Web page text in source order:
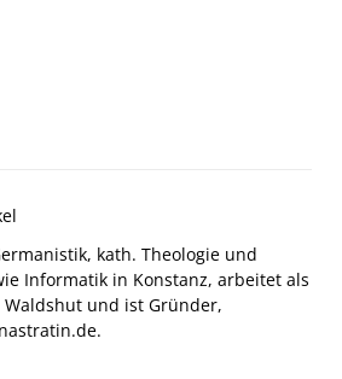
kath. Theologie und
Informatik in Konstanz, arbeitet als
und ist Gründer,